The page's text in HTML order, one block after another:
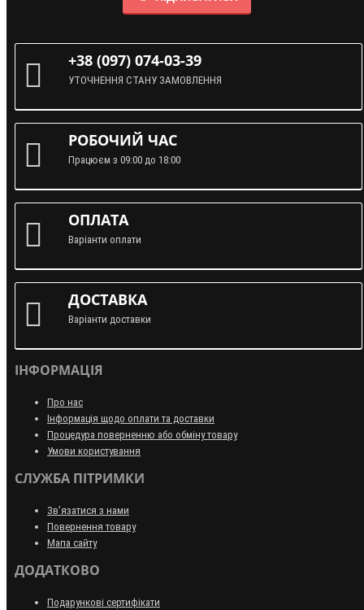
+38 (097) 074-03-39
УТОЧНЕННЯ СТАНУ ЗАМОВЛЕННЯ
РОБОЧИЙ ЧАС
Працюєм з 09:00 до 18:00
ОПЛАТА
Варіанти оплати
ДОСТАВКА
Варіанти доставки
ІНФОРМАЦІЯ
Про нас
Інформація щодо оплати та доставки
Процедура поверненню або обміну товару
Умови користування
СЛУЖБА ПІТРИМКИ
Зв’язатися з нами
Повернення товару
Мапа сайту
ДОДАТКОВО
Подарункові сертифікати